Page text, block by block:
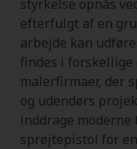
styrkelse opnås
efterfulgt af en
arbejde kan
findes i forskellige
malerfirmaer, der
og udendørs
inddrage
sprøjtepistol for